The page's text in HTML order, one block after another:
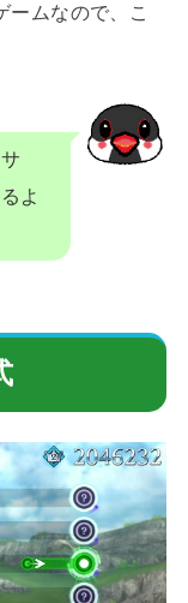
ームなので、こ
よ